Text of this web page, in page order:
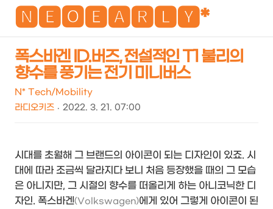
🅽🅴🅾🅴🅰🆁🅻🆈*
폭스바겐 ID.버즈, 전설적인 T1 불리의
향수를 풍기는 전기 미니버스
N* Tech/Mobility
라디오키즈
2022. 3. 21. 07:00
시대를 초월해 그 브랜드의 아이콘이 되는 디자인이 있죠. 시
대에 따라 조금씩 달라지다 보니 처음 등장했을 때의 그 모습
은 아니지만, 그 시절의 향수를 떠올리게 하는 아니코닉한 디
자인. 폭스바겐(Volkswagen)에게 있어 그렇게 아이콘이 된